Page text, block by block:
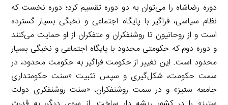
دوره رضاشاه را می‌توان به دو دوره تقسیم کرد؛ دوره نخست که
نظام سیاسی، فراگیر با پایگاه اجتماعی و نخبگی بسیار گسترده
است و از روحانیون تا روشنفکران و متفکران از او حمایت می‌کنند
و دوره دوم که حکومتی محدود با پایگاه اجتماعی و نخبگی بسیار
محدود است. این تغییر از حکومت فراگیر به حکومت محدود، در
سمت حکومت، شکل‌گیری و سپس تثبیت «سنت حکومتداری
جامعه ستیز» و در سمت روشنفکران، «سنت روشنفکری دولت